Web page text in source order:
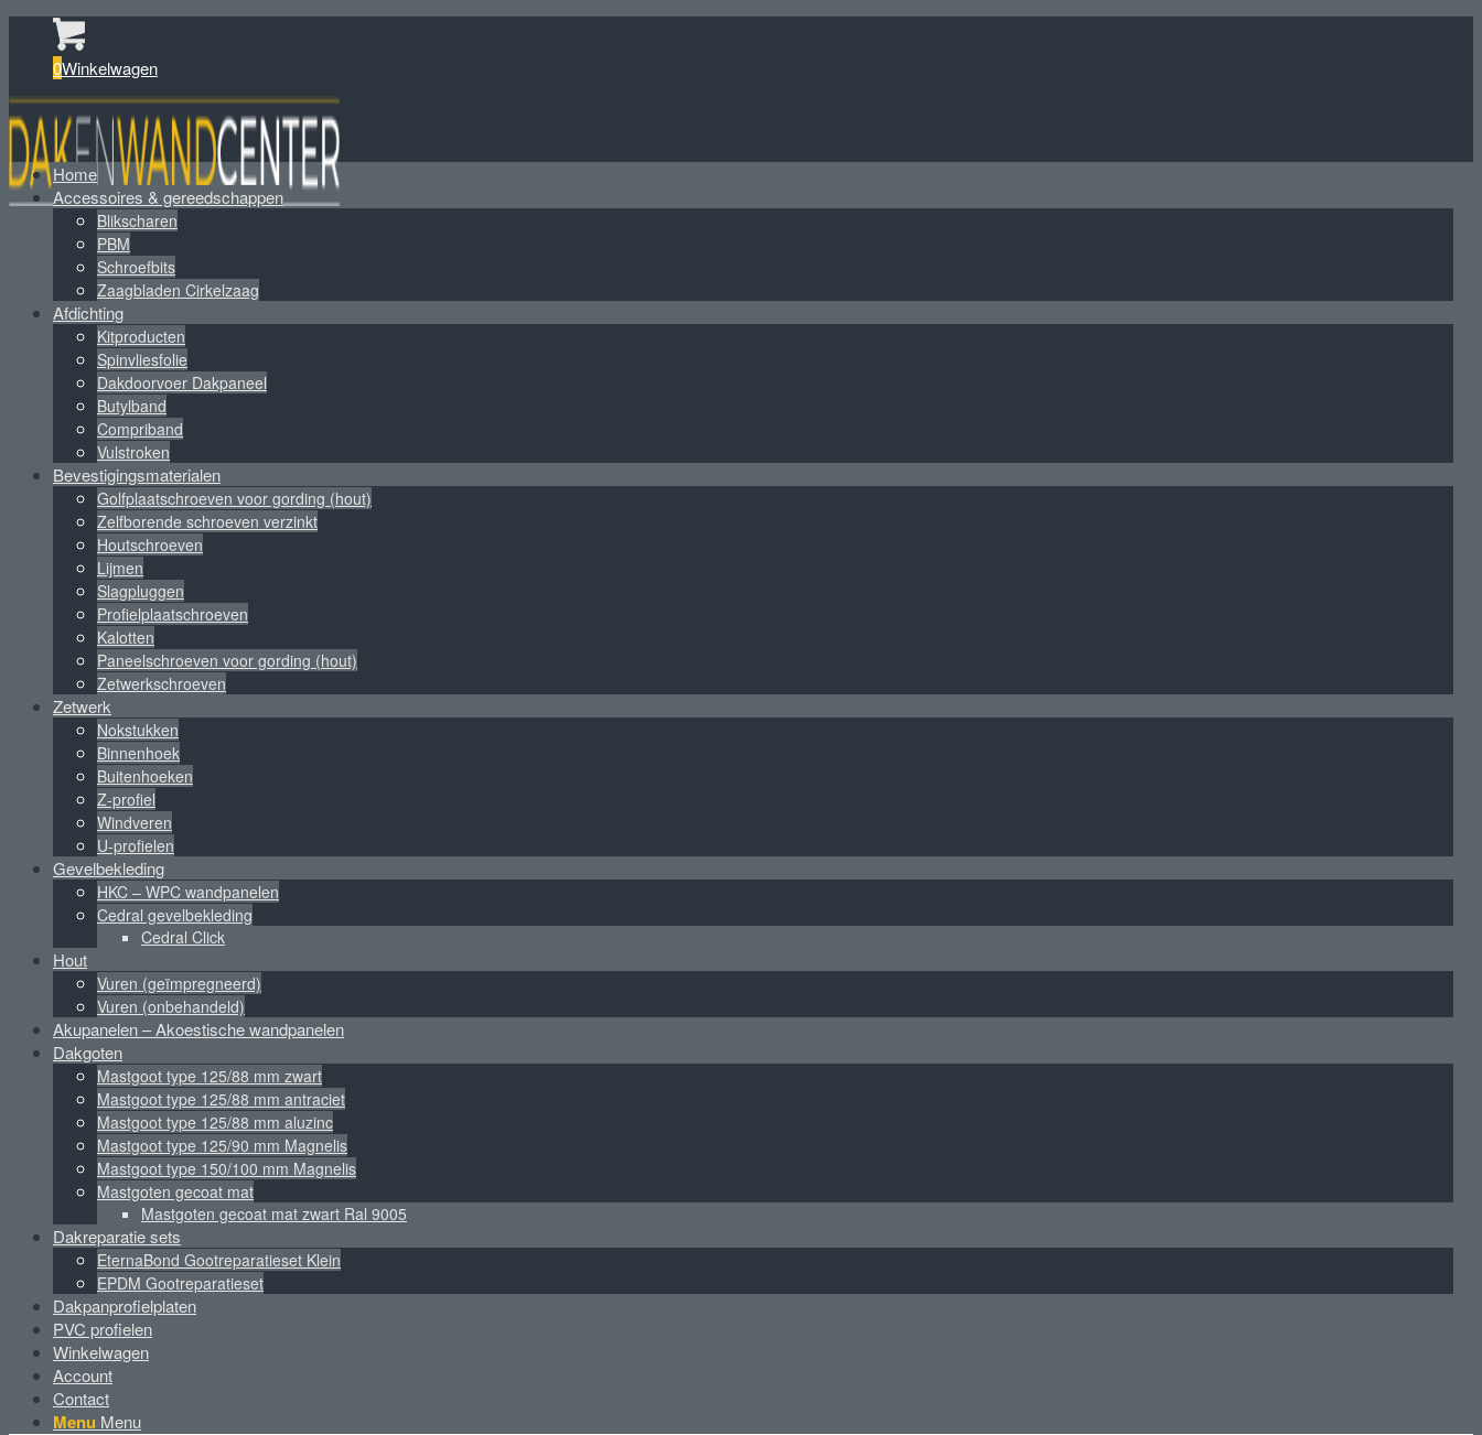
0Winkelwagen
Home
Accessoires & gereedschappen
Blikscharen
PBM
Schroefbits
Zaagbladen Cirkelzaag
Afdichting
Kitproducten
Spinvliesfolie
Dakdoorvoer Dakpaneel
Butylband
Compriband
Vulstroken
Bevestigingsmaterialen
Golfplaatschroeven voor gording (hout)
Zelfborende schroeven verzinkt
Houtschroeven
Lijmen
Slagpluggen
Profielplaatschroeven
Kalotten
Paneelschroeven voor gording (hout)
Zetwerkschroeven
Zetwerk
Nokstukken
Binnenhoek
Buitenhoeken
Z-profiel
Windveren
U-profielen
Gevelbekleding
HKC – WPC wandpanelen
Cedral gevelbekleding
Cedral Click
Hout
Vuren (geïmpregneerd)
Vuren (onbehandeld)
Akupanelen – Akoestische wandpanelen
Dakgoten
Mastgoot type 125/88 mm zwart
Mastgoot type 125/88 mm antraciet
Mastgoot type 125/88 mm aluzinc
Mastgoot type 125/90 mm Magnelis
Mastgoot type 150/100 mm Magnelis
Mastgoten gecoat mat
Mastgoten gecoat mat zwart Ral 9005
Dakreparatie sets
EternaBond Gootreparatieset Klein
EPDM Gootreparatieset
Dakpanprofielplaten
PVC profielen
Winkelwagen
Account
Contact
Menu Menu